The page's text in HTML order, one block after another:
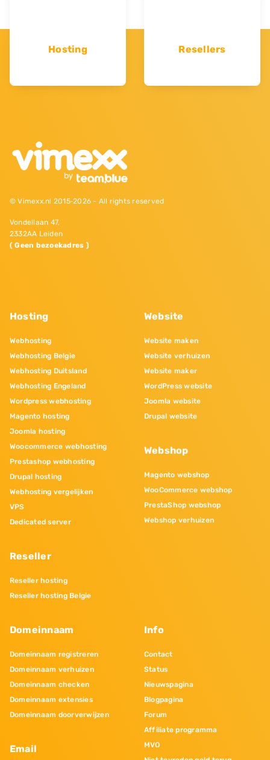
Hosting Resellers
© Vimexx.nl 2015‐2026 - All rights reserved
Vondellaan 47,
2332AA Leiden
( Geen bezoekadres )
Hosting
Webhosting
Webhosting Belgie
Webhosting Duitsland
Webhosting Engeland
Wordpress webhosting
Magento hosting
Joomla hosting
Woocommerce webhosting
Prestashop webhosting
Drupal hosting
Webhosting vergelijken
VPS
Dedicated server
Reseller
Reseller hosting
Reseller hosting Belgie
Website
Website maken
Website verhuizen
Website maker
WordPress website
Joomla website
Drupal website
Webshop
Magento webshop
WooCommerce webshop
PrestaShop webshop
Webshop verhuizen
Domeinnaam
Domeinnaam registreren
Domeinnaam verhuizen
Domeinnaam checken
Domeinnaam extensies
Domeinnaam doorverwijzen
Email
Info
Contact
Status
Nieuwspagina
Blogpagina
Forum
Affiliate programma
MVO